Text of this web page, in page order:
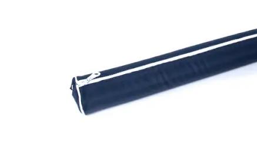
Boten, toebehoren en fun
Meubels en lifestyle